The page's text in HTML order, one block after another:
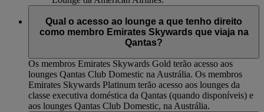
Qual o acesso ao lounge a que tenho direito
como membro Emirates Skywards que viaja na
Qantas?
Os membros Emirates Skywards Gold terão acesso aos
lounges Qantas Club Domestic na Austrália. Os membros
Emirates Skywards Platinum terão acesso aos lounges da
classe executiva doméstica da Qantas (quando disponíveis) e
aos lounges Qantas Club Domestic, na Austrália.